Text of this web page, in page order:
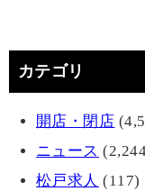
カテゴリ
開店・閉店
ニュース
松戸求人 (117)